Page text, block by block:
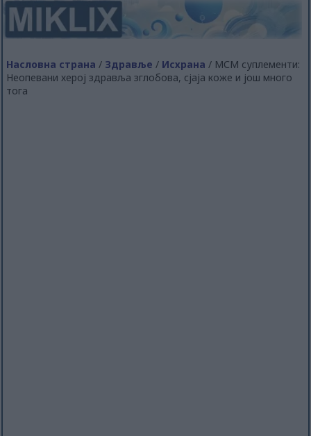
Насловна страна / Здравље / Исхрана / МСМ суплементи:
Неопевани херој здравља зглобова, сјаја коже и још много
тога